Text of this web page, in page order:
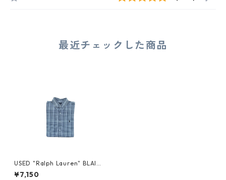
最近チェックした商品
USED "Ralph Lauren" BLAIR
E PLAID SHIRT
¥7,150